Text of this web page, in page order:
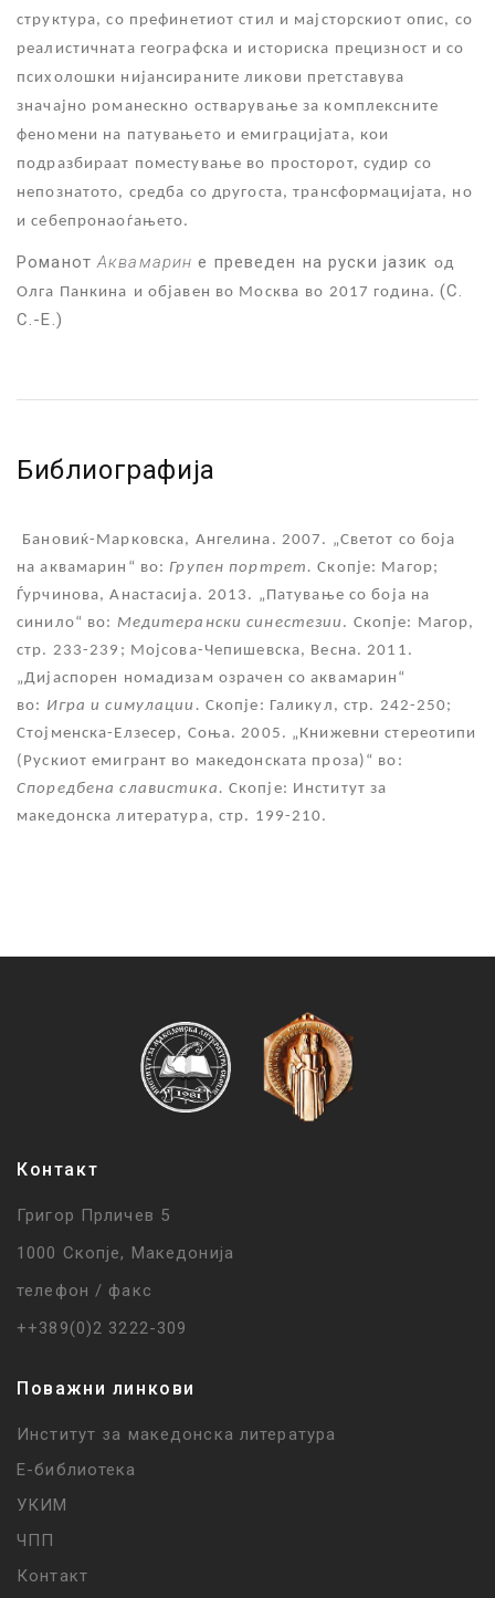
структура, со префинетиот стил и мајсторскиот опис, со
реалистичната географска и историска прецизност и со
психолошки нијансираните ликови претставува
значајно романескно остварување за комплексните
феномени на патувањето и емиграцијата, кои
подразбираат поместување во просторот, судир со
непознатото, средба со другоста, трансформацијата, но
и себепронаоѓањето.
Романот Аквамарин е преведен на руски јазик од
Олга Панкина и објавен во Москва во 2017 година.(С.
С.-Е.)
Библиографија
Бановиќ-Марковска, Ангелина. 2007. „Светот со боја
на аквамарин“ во: Групен портрет.Скопје: Магор;
Ѓурчинова, Анастасија. 2013. „Патување со боја на
синило“ во: Медитерански синестезии . Скопје: Магор,
стр. 233-239; Мојсова-Чепишевска, Весна. 2011.
„Дијаспорен номадизам озрачен со аквамарин“
во: Игра и симулации. Скопје: Галикул, стр. 242-250;
Стојменска-Елзесер, Соња. 2005. „Книжевни стереотипи
(Рускиот емигрант во македонската проза)“ во:
Споредбена славистика. Скопје: Институт за
македонска литература, стр. 199-210.
Контакт
Григор Прличев 5
1000 Скопје, Македонија
телефон / факс
++389(0)2 3222-309
Поважни линкови
Институт за македонска литература
Е-библиотека
УКИМ
ЧПП
Контакт